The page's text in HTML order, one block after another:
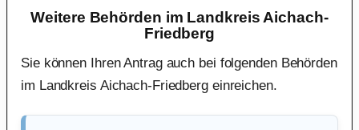
Weitere Behörden im Landkreis Aichach-
Friedberg
Sie können Ihren Antrag auch bei folgenden Behörden
im Landkreis Aichach-Friedberg einreichen.